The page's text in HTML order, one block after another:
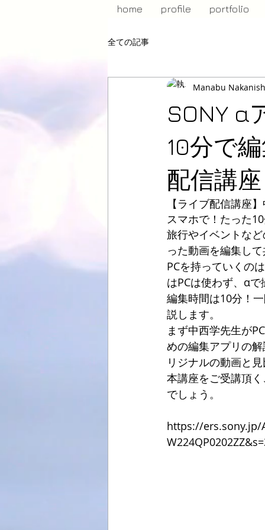
home profile portfolio
全ての記事
SONY α
10分で
配信講座
Manabu
【ライブ配信講座
スマホで！たった
旅行やイベントな
った動画を編集し
PCを持っていくの
はPCは使わず、α
編集時間は10分！
説します。
まず中西学先生が
めの編集アプリの
リジナルの動画と
本講座をご受講頂
でしょう。
https://ers.sony.jp/